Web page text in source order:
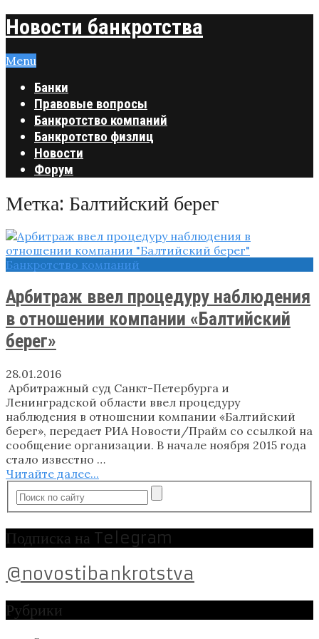
Новости банкротства
Menu
Банки
Правовые вопросы
Банкротство компаний
Банкротство физлиц
Новости
Форум
Метка: Балтийский берег
Банкротство компаний
Арбитраж ввел процедуру наблюдения
в отношении компании «Балтийский
берег»
28.01.2016
Арбитражный суд Санкт-Петербурга и
Ленинградской области ввел процедуру
наблюдения в отношении компании «Балтийский
берег», передает РИА Новости/Прайм со ссылкой на
сообщение организации. В начале ноября 2015 года
стало известно …
Читайте далее...
Подписка на Telegram
@novostibankrotstva
Рубрики